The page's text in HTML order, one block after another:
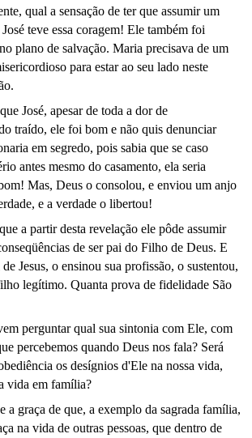
qual a sensação de ter que assumir um
teve essa coragem! Ele também foi
plano de salvação. Maria precisava de um
para estar ao seu lado neste
José, apesar de toda a dor de
traído, ele foi bom e não quis denunciar
em segredo, pois sabia que se caso
antes mesmo do casamento, ela seria
Mas, Deus o consolou, e enviou um anjo
e a verdade o libertou!
a partir desta revelação ele pôde assumir
de ser pai do Filho de Deus. E
Jesus, o ensinou sua profissão, o sustentou,
legítimo. Quanta prova de fidelidade São
perguntar qual sua sintonia com Ele, com
percebemos quando Deus nos fala? Será
os desígnios d'Ele na nossa vida,
vida em família?
a graça de que, a exemplo da sagrada família,
na vida de outras pessoas, que dentro de